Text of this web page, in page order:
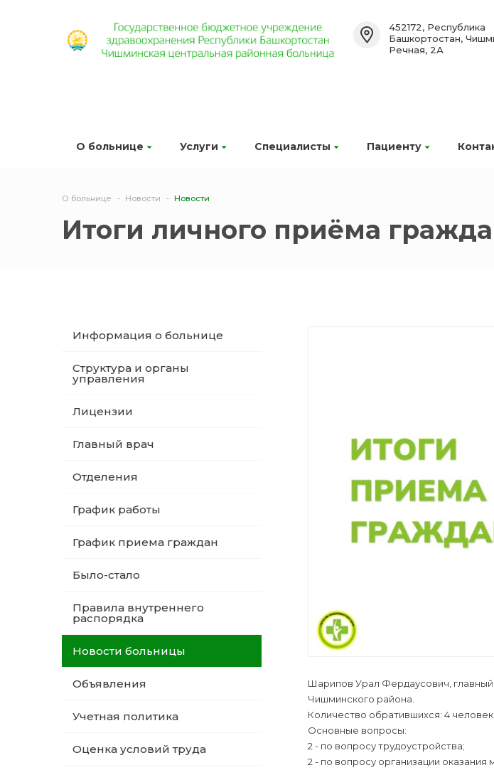
О больнице Услуги Специалисты Пациенту
452172, Республика
Башкортостан,
Речная, 2А
О больнице Новости Новости
Итоги личного приёма
Информация о больнице
Структура и органы
управления
Лицензии
Главный врач
Отделения
График работы
График приема граждан
Было-стало
Правила внутреннего
распорядка
Новости больницы
Объявления
Учетная политика
Оценка условий труда
Шарипов Урал Фердаусович,
Чишминского района.
Количество обратившихся: 4
Основные вопросы:
2 - по вопросу трудоустройства;
2 - по вопросу организации